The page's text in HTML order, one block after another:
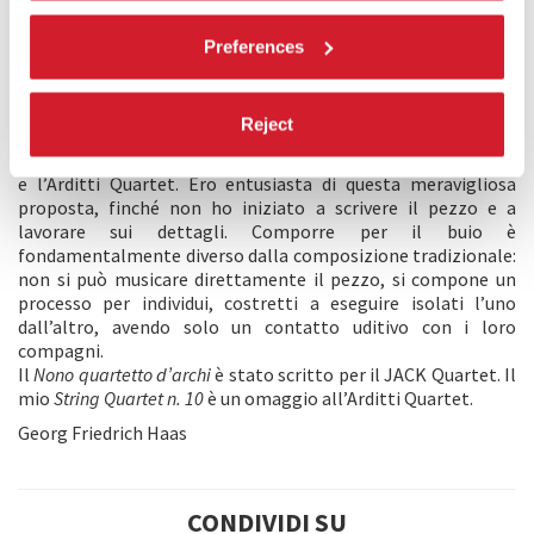
Preferences
Reject
String Quartet n. 3, “In iij. Noct.”
che richiede l’esecuzione nella completa oscurità. Ho deciso
di scrivere un altro quartetto da suonare al buio: il
. Questo quartetto era previsto per essere eseguito nel
giro di una settimana da due grandi quartetti, il JACK Quartet
e l’Arditti Quartet. Ero entusiasta di questa meravigliosa
proposta, finché non ho iniziato a scrivere il pezzo e a
lavorare sui dettagli. Comporre per il buio è
fondamentalmente diverso dalla composizione tradizionale:
non si può musicare direttamente il pezzo, si compone un
processo per individui, costretti a eseguire isolati l’uno
dall’altro, avendo solo un contatto uditivo con i loro
compagni.
IlNono quartetto d’archiè stato scritto per il JACK Quartet. Il
mio String Quartet n. 10è un omaggio all’Arditti Quartet.
Georg Friedrich Haas
CONDIVIDI SU